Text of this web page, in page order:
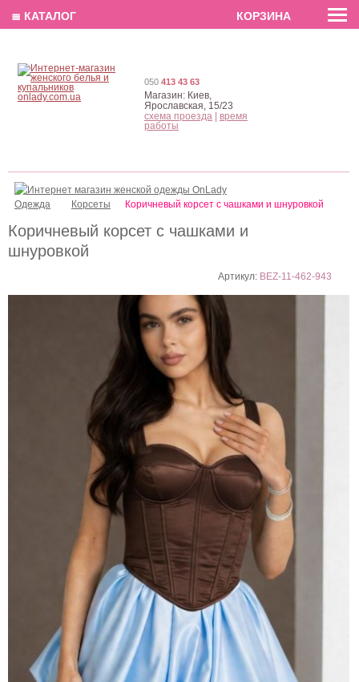
EN РУС
Коричневый корсет с чашками и
шнуровкой
Артикул: BEZ-11-462-943
Одежда Корсеты Коричневый корсет с чашками и шнуровкой
050 413 43 63
Магазин: Киев,
Ярославская, 15/23
схема проезда
время
работы
≣ КАТАЛОГ КОРЗИНА